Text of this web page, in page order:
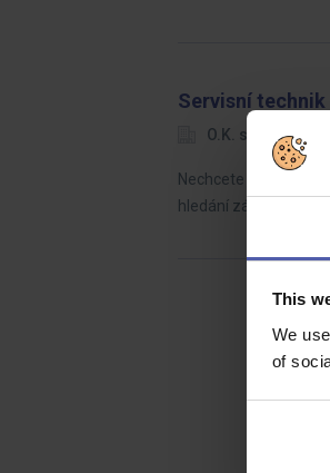
This
We
of
Servisní technik
O.K. solution
Nechcete celý den
hledání závad a